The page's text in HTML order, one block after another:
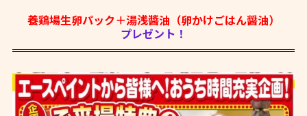
養鶏場生卵パック＋湯浅醬油（卵かけごはん醤油）
プレゼント！